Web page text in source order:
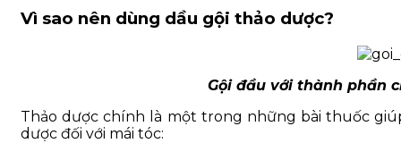
Vì sao nên dùng dầu gội thảo dược?
Gội đầu với thành phần
Thảo dược chính là một trong những bài thuốc
dược đối với mái tóc: